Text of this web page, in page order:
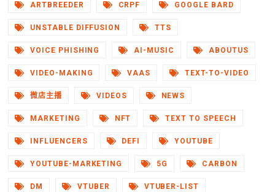
ARTBREEDER CRPF GOOGLE BARD
UNSTABLE DIFFUSION TTS
VOICE PHISHING AI-MUSIC ABOUTUS
VIDEO-MAKING VAAS TEXT-TO-VIDEO
微店主播 VIDEOS NEWS
MARKETING NFT TEXT TO SPEECH
INFLUENCERS DEFI YOUTUBE
YOUTUBE-MARKETING 5G CARBON
DM VTUBER VTUBER-LIST